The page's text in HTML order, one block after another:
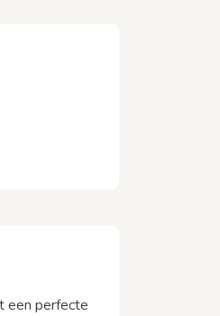
een perfecte